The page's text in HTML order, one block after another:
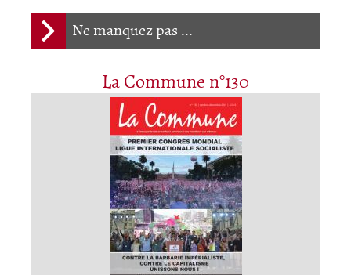
Ne manquez pas ...
La Commune n°130